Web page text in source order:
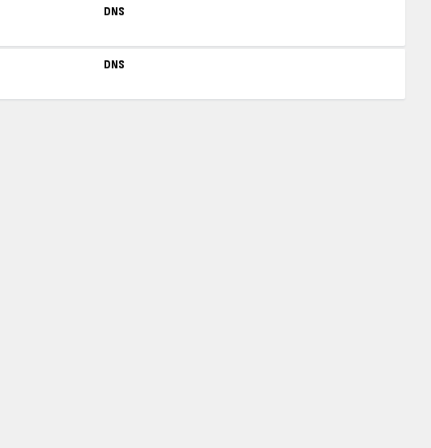
DNS
DNS